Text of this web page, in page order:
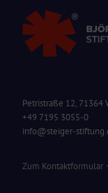
Petristraße 12, 71364
+49 7195 3055-0
info@steiger-
Zum Kontaktformular